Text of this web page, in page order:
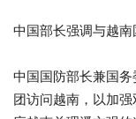
中国部长强调与越
中国国防部长兼国
团访问越南，以加强